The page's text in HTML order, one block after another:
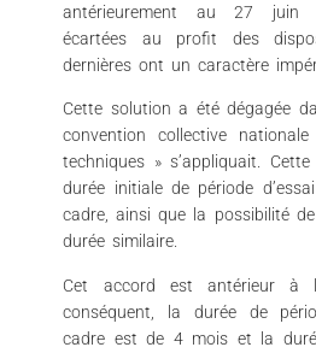
antérieurement au 27 juin
écartées au profit des
dernières ont un caractère
Cette solution a été dégagée
convention collective
techniques » s’appliquait.
durée initiale de période
cadre, ainsi que la possibilité
durée similaire.
Cet accord est antérieur à
conséquent, la durée de
cadre est de 4 mois et la